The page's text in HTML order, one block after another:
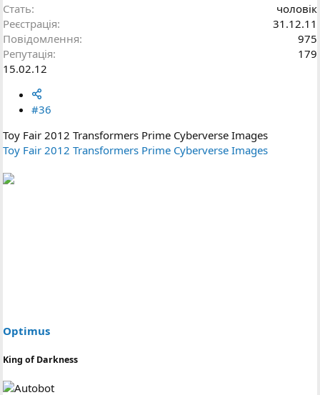
Стать
чоловік
Реєстрація
31.12.11
Повідомлення
975
Репутація
179
15.02.12
#36
Toy Fair 2012 Transformers Prime Cyberverse Images
Toy Fair 2012 Transformers Prime Cyberverse Images
Optimus
King of Darkness